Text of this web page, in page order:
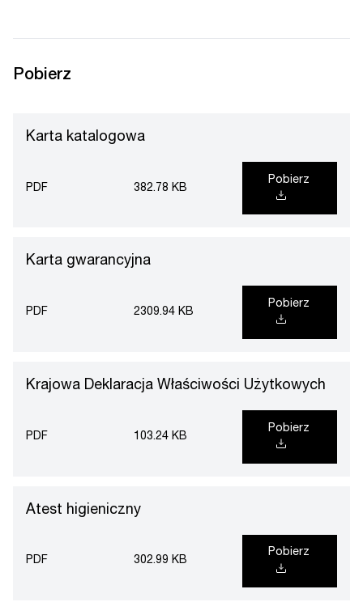
Pobierz
Karta katalogowa
PDF 382.78 KB
Pobierz
Karta gwarancyjna
PDF 2309.94 KB
Pobierz
Krajowa Deklaracja Właściwości Użytkowych
PDF 103.24 KB
Pobierz
Atest higieniczny
PDF 302.99 KB
Pobierz